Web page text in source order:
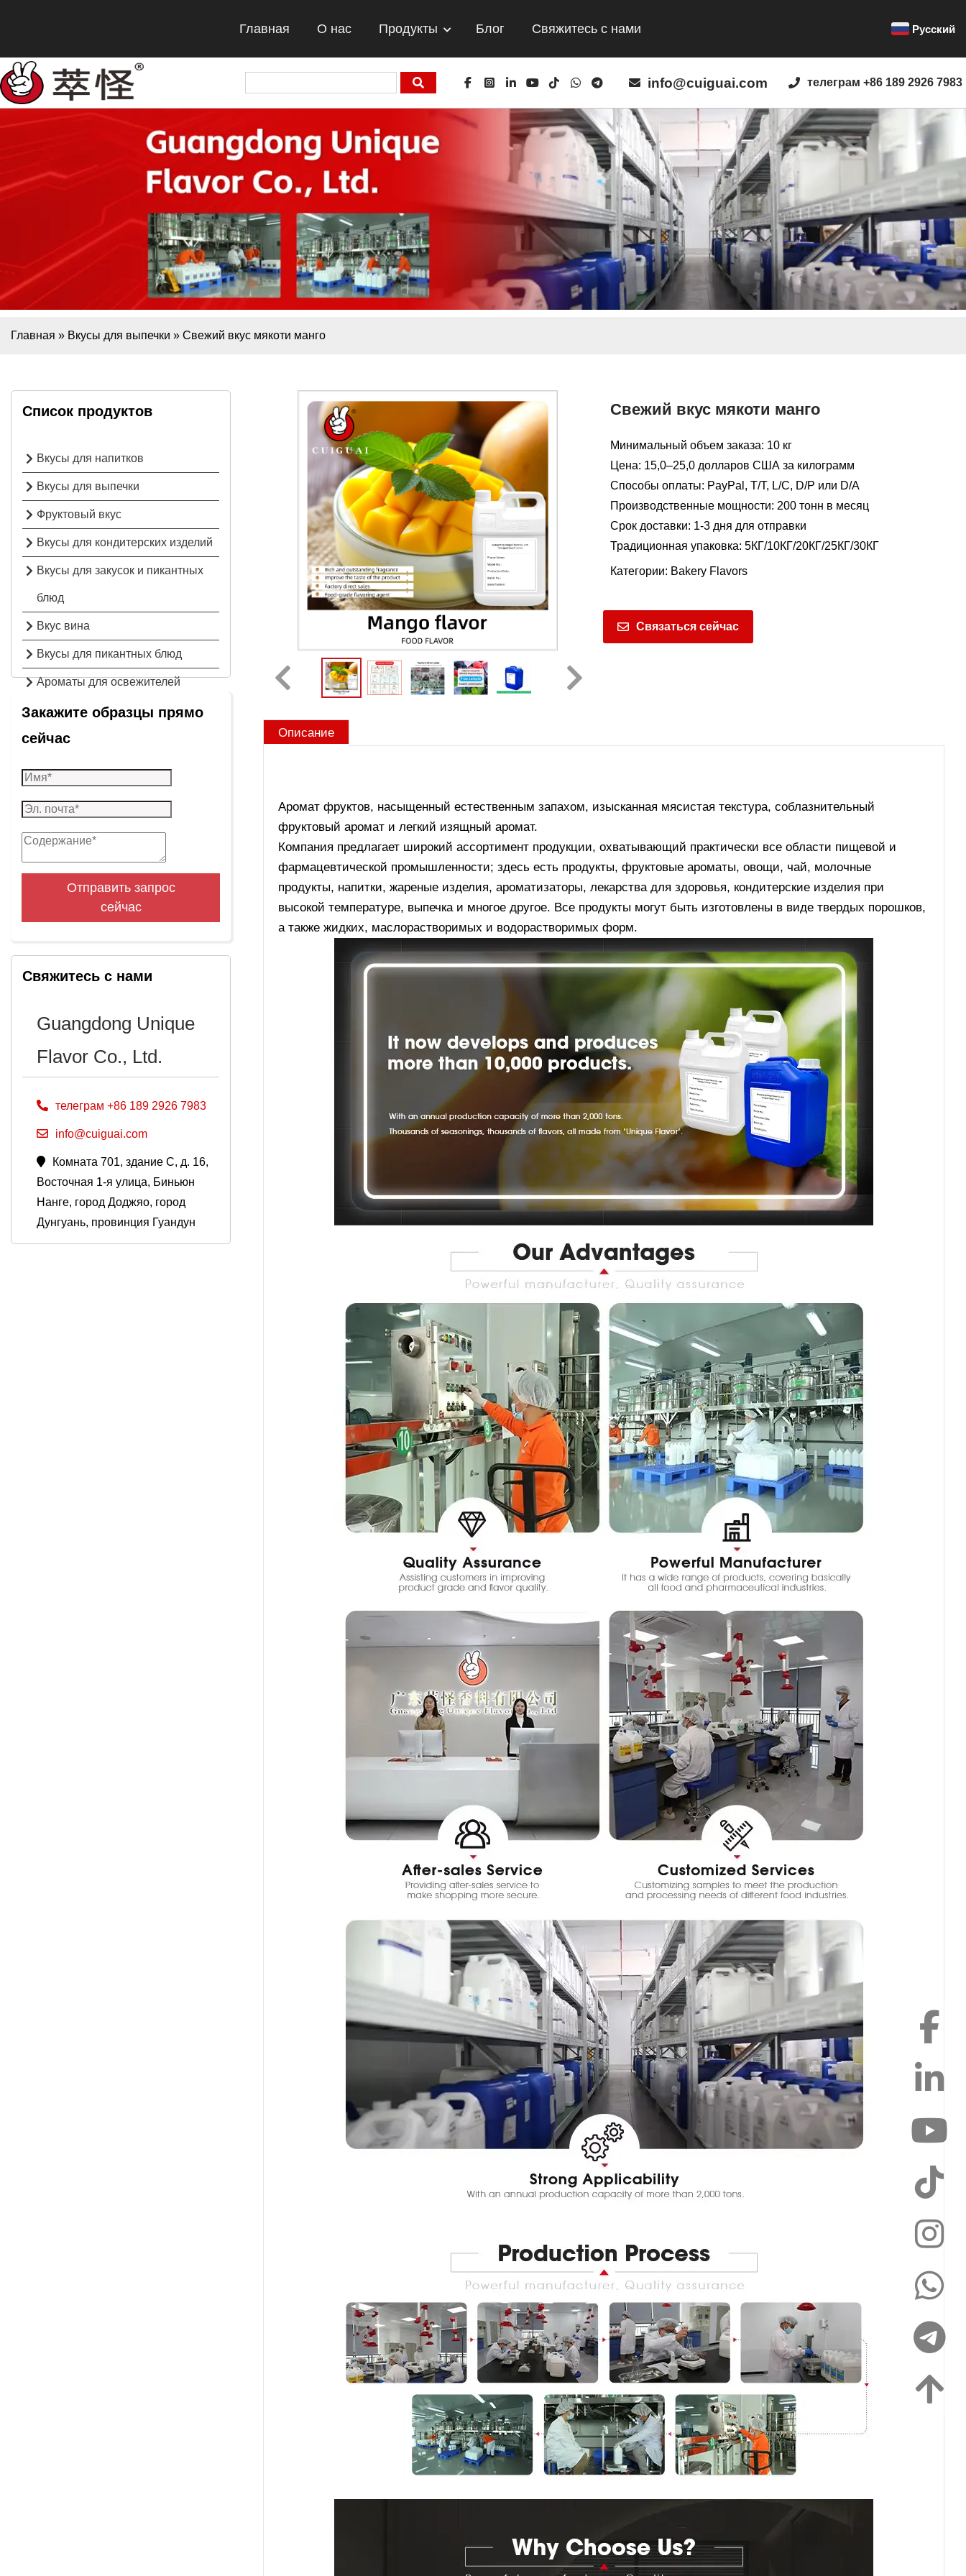
Главная О нас Продукты Блог Свяжитесь с нами Русский
info@cuiguai.com телеграм +86 189 2926 7983
Главная » Вкусы для выпечки » Свежий вкус мякоти манго
Список продуктов
Вкусы для напитков
Вкусы для выпечки
Фруктовый вкус
Вкусы для кондитерских изделий
Вкусы для закусок и пикантных
блюд
Вкус вина
Вкусы для пикантных блюд
Ароматы для освежителей
воздуха
Закажите образцы прямо
сейчас
Отправить запрос
сейчас
Свяжитесь с нами
Guangdong Unique
Flavor Co., Ltd.
телеграм +86 189 2926 7983
info@cuiguai.com
Комната 701, здание C, д. 16,
Восточная 1-я улица, Биньюн
Нанге, город Доджяо, город
Дунгуань, провинция Гуандун
Свежий вкус мякоти манго
Минимальный объем заказа: 10 кг
Цена: 15,0–25,0 долларов США за килограмм
Способы оплаты: PayPal, T/T, L/C, D/P или D/A
Производственные мощности: 200 тонн в месяц
Срок доставки: 1-3 дня для отправки
Традиционная упаковка: 5КГ/10КГ/20КГ/25КГ/30КГ
Категории: Bakery Flavors
Связаться сейчас
Описание
Аромат фруктов, насыщенный естественным запахом, изысканная мясистая текстура, соблазнительный
фруктовый аромат и легкий изящный аромат.
Компания предлагает широкий ассортимент продукции, охватывающий практически все области пищевой и
фармацевтической промышленности; здесь есть продукты, фруктовые ароматы, овощи, чай, молочные
продукты, напитки, жареные изделия, ароматизаторы, лекарства для здоровья, кондитерские изделия при
высокой температуре, выпечка и многое другое. Все продукты могут быть изготовлены в виде твердых порошков,
а также жидких, маслорастворимых и водорастворимых форм.